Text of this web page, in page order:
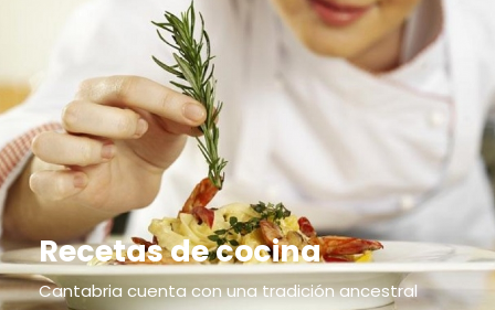
Recetas de cocina
Cantabria cuenta con una tradición ancestral